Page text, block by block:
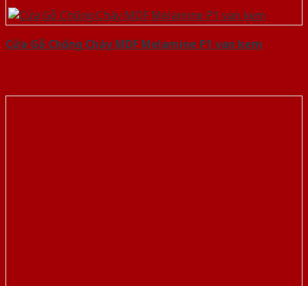
Cửa Gỗ Chống Cháy MDF Melamine P1 van kem